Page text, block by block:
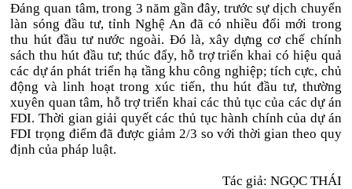
Đáng quan tâm, trong 3 năm gần đây, trước sự dịch chuyển
làn sóng đầu tư, tỉnh Nghệ An đã có nhiều đổi mới trong
thu hút đầu tư nước ngoài. Đó là, xây dựng cơ chế chính
sách thu hút đầu tư; thúc đẩy, hỗ trợ triển khai có hiệu quả
các dự án phát triển hạ tầng khu công nghiệp; tích cực, chủ
động và linh hoạt trong xúc tiến, thu hút đầu tư, thường
xuyên quan tâm, hỗ trợ triển khai các thủ tục của các dự án
FDI. Thời gian giải quyết các thủ tục hành chính của dự án
FDI trọng điểm đã được giảm 2/3 so với thời gian theo quy
định của pháp luật.
Tác giả: NGỌC THÁI